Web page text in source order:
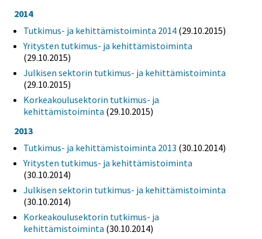
2014
Tutkimus- ja kehittämistoiminta 2014 (29.10.2015)
Yritysten tutkimus- ja kehittämistoiminta
(29.10.2015)
Julkisen sektorin tutkimus- ja kehittämistoiminta
(29.10.2015)
Korkeakoulusektorin tutkimus- ja
kehittämistoiminta (29.10.2015)
2013
Tutkimus- ja kehittämistoiminta 2013 (30.10.2014)
Yritysten tutkimus- ja kehittämistoiminta
(30.10.2014)
Julkisen sektorin tutkimus- ja kehittämistoiminta
(30.10.2014)
Korkeakoulusektorin tutkimus- ja
kehittämistoiminta (30.10.2014)